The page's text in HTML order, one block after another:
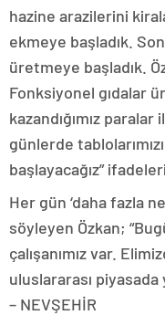
hazine arazilerini
ekmeye başladık.
üretmeye başladık.
Fonksiyonel gıdalar
kazandığımız
günlerde
başlayacağız”
Her gün ‘daha fazla
söyleyen Özkan;
çalışanımız var.
uluslararası piyasada
– NEVŞEHİR